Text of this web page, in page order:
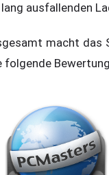
ausfallenden
macht das
folgende